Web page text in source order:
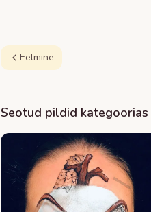
Eelmine
Seotud pildid kategoorias